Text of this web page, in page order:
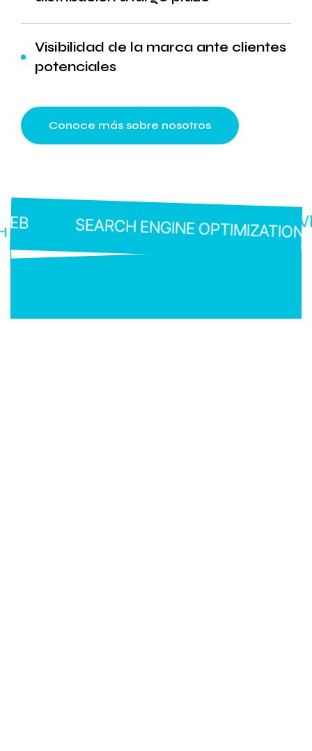
Visibilidad de la marca ante clientes
potenciales
Conoce más sobre nosotros
SEARCH ENGINE OPTIMIZATION
ENGINE OPTIMIZATION SEO